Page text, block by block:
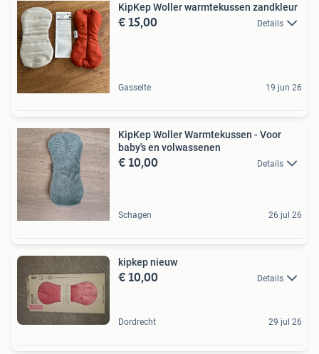
KipKep Woller warmtekussen zandkleur
€ 15,00 Details
Gasselte 19 jun 26
KipKep Woller Warmtekussen - Voor
baby's en volwassenen
€ 10,00 Details
Schagen 26 jul 26
kipkep nieuw
€ 10,00 Details
Dordrecht 29 jul 26